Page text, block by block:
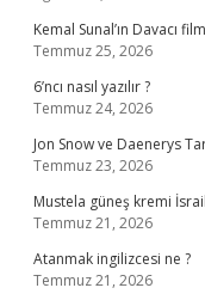
Kemal Sunal’ın Davacı
Temmuz 25, 2026
6’ncı nasıl yazılır ?
Temmuz 24, 2026
Jon Snow ve Daenerys
Temmuz 23, 2026
Mustela güneş kremi İsrail
Temmuz 21, 2026
Atanmak ingilizcesi ne ?
Temmuz 21, 2026